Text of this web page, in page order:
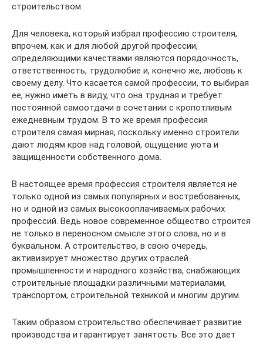
строительством.
Для человека, который избрал профессию строителя,
впрочем, как и для любой другой профессии,
определяющими качествами являются порядочность,
ответственность, трудолюбие и, конечно же, любовь к
своему делу. Что касается самой профессии, то выбирая
ее, нужно иметь в виду, что она трудная и требует
постоянной самоотдачи в сочетании с кропотливым
ежедневным трудом. В то же время профессия
строителя самая мирная, поскольку именно строители
дают людям кров над головой, ощущение уюта и
защищенности собственного дома.
В настоящее время профессия строителя является не
только одной из самых популярных и востребованных,
но и одной из самых высокооплачиваемых рабочих
профессий. Ведь новое современное общество строится
не только в переносном смысле этого слова, но и в
буквальном. А строительство, в свою очередь,
активизирует множество других отраслей
промышленности и народного хозяйства, снабжающих
строительные площадки различными материалами,
транспортом, строительной техникой и многим другим.
Таким образом строительство обеспечивает развитие
производства и гарантирует занятость. Все это дает